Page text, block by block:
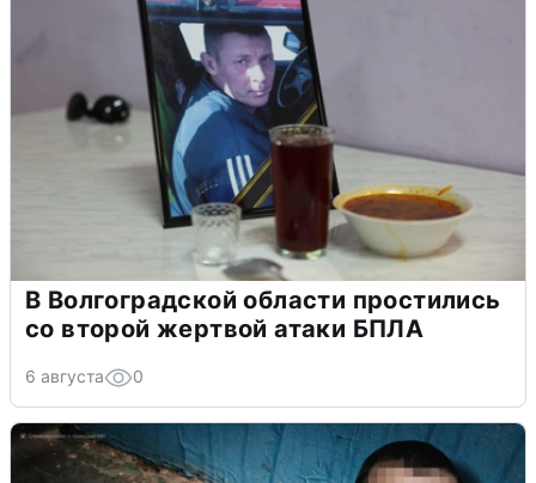
В Волгоградской области простились
со второй жертвой атаки БПЛА
6 августа 0